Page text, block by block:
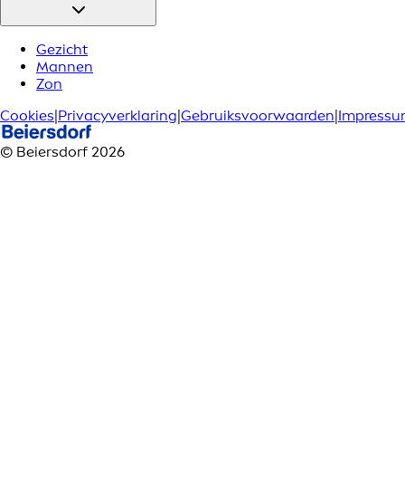
Gezicht
Mannen
Zon
Cookies|Privacyverklaring|Gebruiksvoorwaarden|
© Beiersdorf 2026